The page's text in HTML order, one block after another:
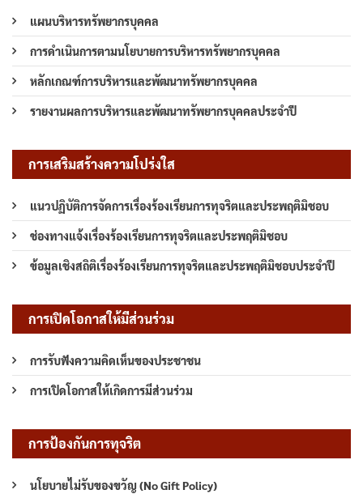
แผนบริหารทรัพยากรบุคคล
การดำเนินการตามนโยบายการบริหารทรัพยากรบุคคล
หลักเกณฑ์การบริหารและพัฒนาทรัพยากรบุคคล
รายงานผลการบริหารและพัฒนาทรัพยากรบุคคลประจำปี
การเสริมสร้างความโปร่งใส
แนวปฏิบัติการจัดการเรื่องร้องเรียนการทุจริตและประพฤติมิชอบ
ช่องทางแจ้งเรื่องร้องเรียนการทุจริตและประพฤติมิชอบ
ข้อมูลเชิงสถิติเรื่องร้องเรียนการทุจริตและประพฤติมิชอบประจำปี
การเปิดโอกาสให้มีส่วนร่วม
การรับฟังความคิดเห็นของประชาชน
การเปิดโอกาสให้เกิดการมีส่วนร่วม
การป้องกันการทุจริต
นโยบายไม่รับของขวัญ (No Gift Policy)